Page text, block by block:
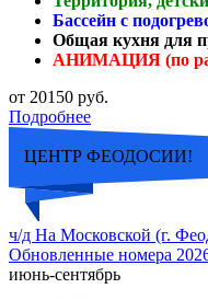
Бассейн с
Общая кухня для
АНИМАЦИЯ (по
от 20150 руб.
Подробнее
ЦЕНТР ФЕОДОСИИ!
ч/д На Московской (г.
Обновленные номера
июнь-сентябрь